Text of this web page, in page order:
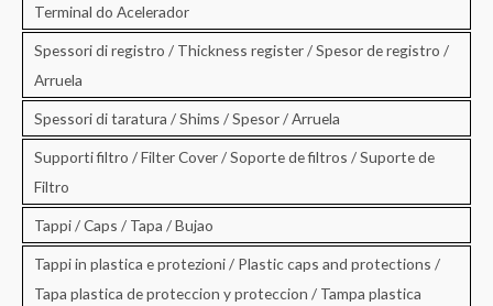
Terminal do Acelerador
Spessori di registro / Thickness register / Spesor de registro /
Arruela
Spessori di taratura / Shims / Spesor / Arruela
Supporti filtro / Filter Cover / Soporte de filtros / Suporte de
Filtro
Tappi / Caps / Tapa / Bujao
Tappi in plastica e protezioni / Plastic caps and protections /
Tapa plastica de proteccion y proteccion / Tampa plastica